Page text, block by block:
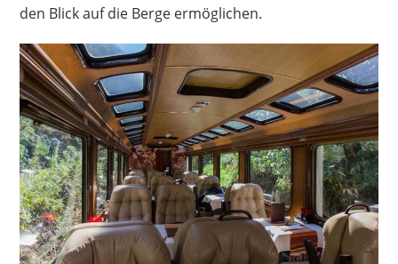
den Blick auf die Berge ermöglichen.